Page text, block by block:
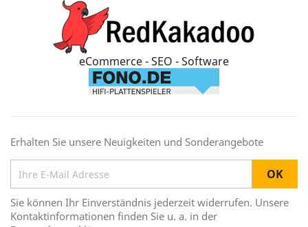
eCommerce - SEO - Software
Erhalten Sie unsere Neuigkeiten und Sonderangebote
Sie können Ihr Einverständnis jederzeit widerrufen. Unsere
Kontaktinformationen finden Sie u. a. in der